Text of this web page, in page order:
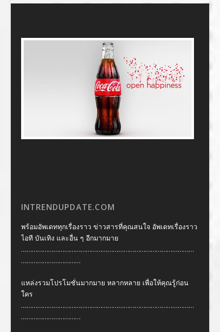
INTRENDUPDATE.COM
พร้อมอัพเดททุกเรื่องราว ข่าวสารที่คุณสนใจ อัพเดทเรื่องราว
ไอที บันเทิง และอื่น ๆ อีกมากมาย
……………………………………………………………………………………
……………………………
แหล่งรวมโปรโมชั่นมากมาย หลากหลาย เพื่อให้คุณรู้ก่อน
ใคร
……………………………………………………………………………………
……………………………